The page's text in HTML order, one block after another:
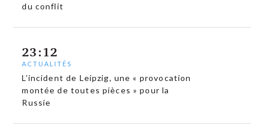
du conflit
23:12
ACTUALITÉS
L’incident de Leipzig, une « provocation
montée de toutes pièces » pour la
Russie